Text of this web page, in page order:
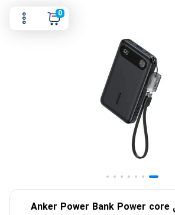
0
پاوربانک انکر مدل Anker Power Bank Power core